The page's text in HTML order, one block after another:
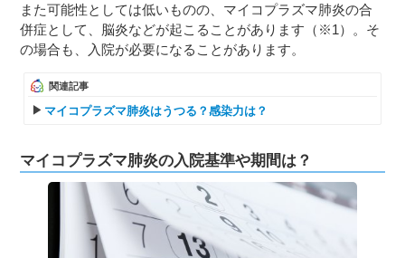
また可能性としては低いものの、マイコプラズマ肺炎の合
併症として、脳炎などが起こることがあります（※1）。そ
の場合も、入院が必要になることがあります。
関連記事
マイコプラズマ肺炎はうつる？感染力は？
マイコプラズマ肺炎の入院基準や期間は？